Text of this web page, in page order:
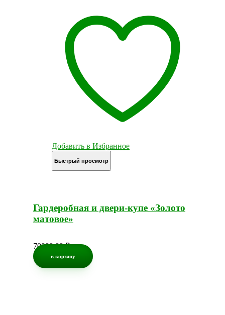
Добавить в Избранное
Быстрый просмотр
Гардеробная и двери-купе «Золото
матовое»
70000,00₽
в корзину